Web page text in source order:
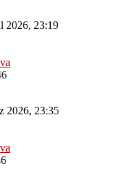
2026, 23:19
2026, 23:35